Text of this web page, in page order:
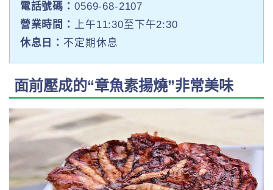
電話號碼： 0569-68-2107
營業時間： 上午11:30至下午2:30
休息日： 不定期休息
面前壓成的“章魚素揚燒”非常美味